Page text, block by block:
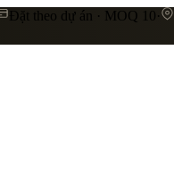
Đặt theo dự án · MOQ 10·